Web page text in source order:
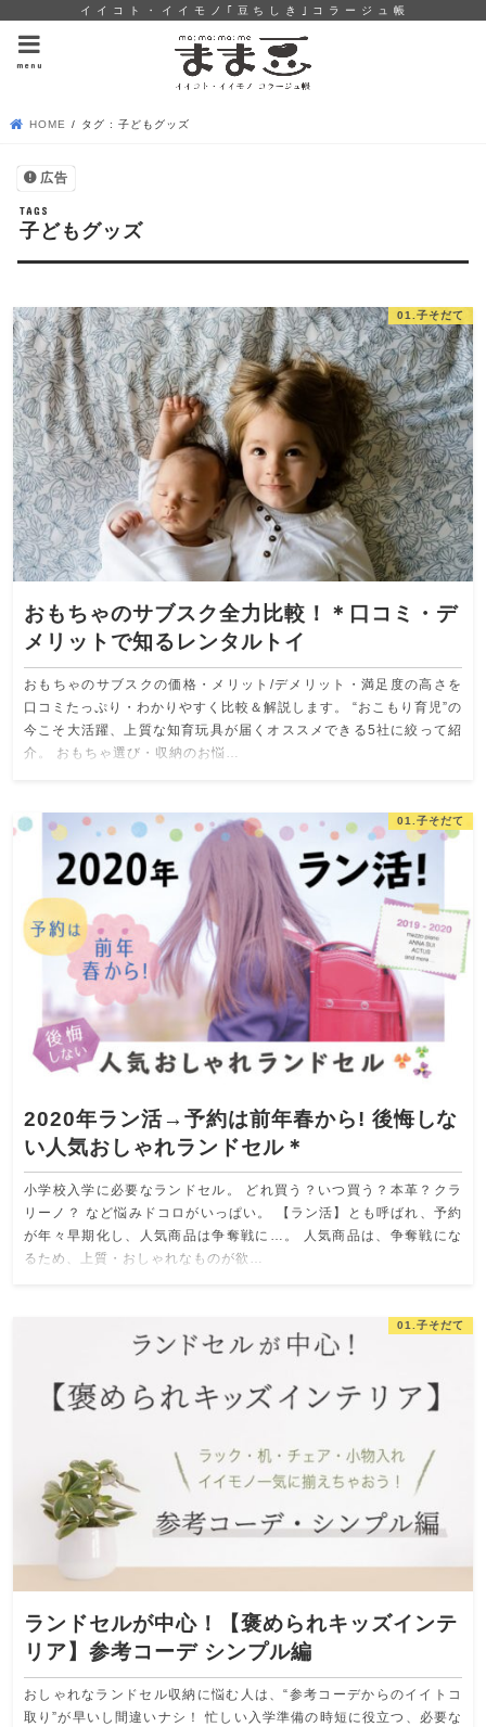
イ イ コ ト ・ イ イ モ ノ ｢ 豆 ち し き ｣ コ ラ ー ジ ュ 帳
menu
HOME タグ : 子どもグッズ
広告
子どもグッズ
01.子そだて
おもちゃのサブスク全力比較！＊口コミ・デ
メリットで知るレンタルトイ
おもちゃのサブスクの価格・メリット/デメリット・満足度の高さを
口コミたっぷり・わかりやすく比較＆解説します。 “おこもり育児”の
今こそ大活躍、上質な知育玩具が届くオススメできる5社に絞って紹
介。 おもちゃ選び・収納のお悩…
01.子そだて
2020年ラン活→予約は前年春から! 後悔しな
い人気おしゃれランドセル＊
小学校入学に必要なランドセル。 どれ買う？いつ買う？本革？クラ
リーノ？ など悩みドコロがいっぱい。 【ラン活】とも呼ばれ、予約
が年々早期化し、人気商品は争奪戦に…。 人気商品は、争奪戦にな
るため、上質・おしゃれなものが欲…
01.子そだて
ランドセルが中心！【褒められキッズインテ
リア】参考コーデ シンプル編
おしゃれなランドセル収納に悩む人は、“参考コーデからのイイトコ
取り”が早いし間違いナシ！ 忙しい入学準備の時短に役立つ、必要な